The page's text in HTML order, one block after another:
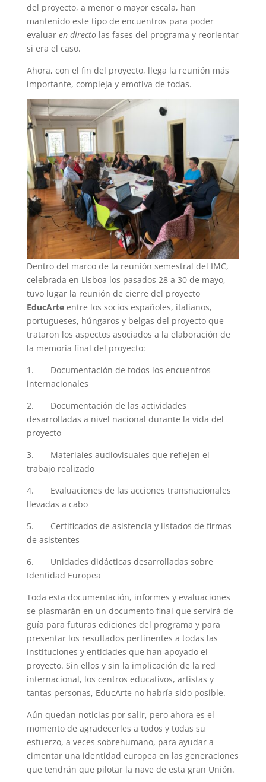
del proyecto, a menor o mayor escala, han
mantenido este tipo de encuentros para poder
evaluar en directolas fases del programa y reorientar
si era el caso.
Ahora, con el fin del proyecto, llega la reunión más
importante, compleja y emotiva de todas.
Dentro del marco de la reunión semestral del IMC,
celebrada en Lisboa los pasados 28 a 30 de mayo,
tuvo lugar la reunión de cierre del proyecto
EducArteentre los socios españoles, italianos,
portugueses, húngaros y belgas del proyecto que
trataron los aspectos asociados a la elaboración de
la memoria final del proyecto:
1. Documentación de todos los encuentros
internacionales
2. Documentación de las actividades
desarrolladas a nivel nacional durante la vida del
proyecto
3. Materiales audiovisuales que reflejen el
trabajo realizado
4. Evaluaciones de las acciones transnacionales
llevadas a cabo
5. Certificados de asistencia y listados de firmas
de asistentes
6. Unidades didácticas desarrolladas sobre
Identidad Europea
Toda esta documentación, informes y evaluaciones
se plasmarán en un documento final que servirá de
guía para futuras ediciones del programa y para
presentar los resultados pertinentes a todas las
instituciones y entidades que han apoyado el
proyecto. Sin ellos y sin la implicación de la red
internacional, los centros educativos, artistas y
tantas personas, EducArte no habría sido posible.
Aún quedan noticias por salir, pero ahora es el
momento de agradecerles a todos y todas su
esfuerzo, a veces sobrehumano, para ayudar a
cimentar una identidad europea en las generaciones
que tendrán que pilotar la nave de esta gran Unión.